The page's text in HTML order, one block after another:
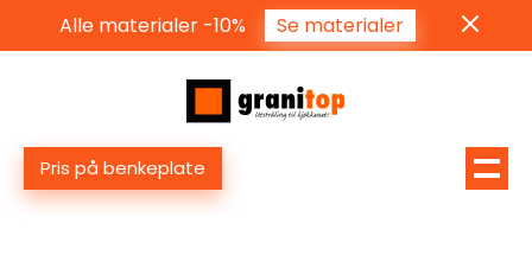
Alle materialer -10% Se materialer
Pris på benkeplate